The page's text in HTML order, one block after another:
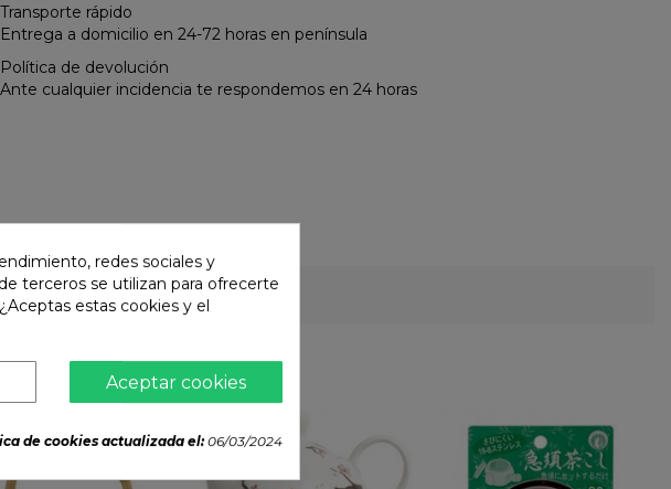
Transporte rápido
Entrega a domicilio en 24-72 horas en península
Política de devolución
Ante cualquier incidencia te respondemos en 24 horas
redes sociales y
terceros se utilizan para ofrecerte
estas cookies y el
Aceptar cookies
de cookies actualizada el:06/03/2024